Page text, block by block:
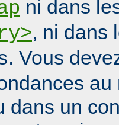
ni dans
, ni dans
. Vous
dans un